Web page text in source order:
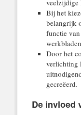
Bij het
belangrijk
functie
Door het
verlichting
gecreëerd.
De invloed